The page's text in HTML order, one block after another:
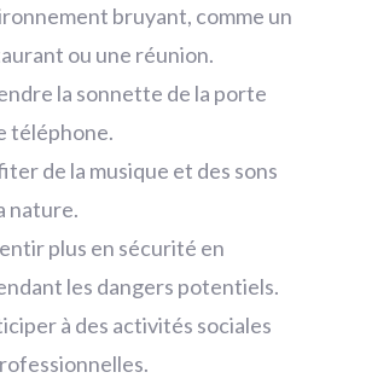
bruyant, comme un
ou une réunion.
la sonnette de la porte
téléphone.
de la musique et des sons
nature.
plus en sécurité en
les dangers potentiels.
à des activités sociales